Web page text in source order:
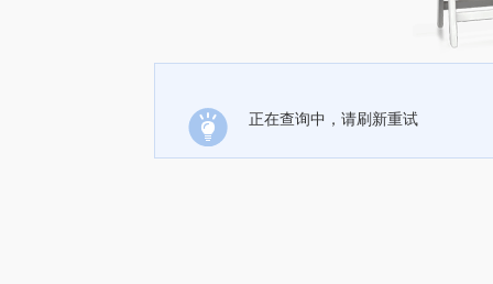
正在查询中，请刷新重试